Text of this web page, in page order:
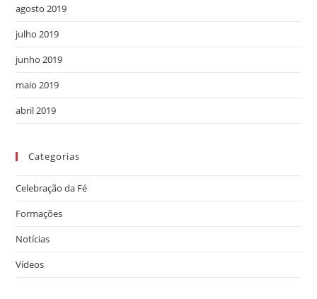
agosto 2019
julho 2019
junho 2019
maio 2019
abril 2019
Categorias
Celebração da Fé
Formações
Notícias
Vídeos